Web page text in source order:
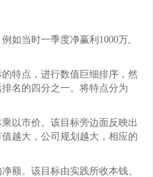
当时一季度净赢利1000万,
点，进行数值巨细排序，然
名的四分之一。将特点分为
市价。该目标旁边面反映出
越大，公司规划越大，相应的
。该目标由实践所收本钱、